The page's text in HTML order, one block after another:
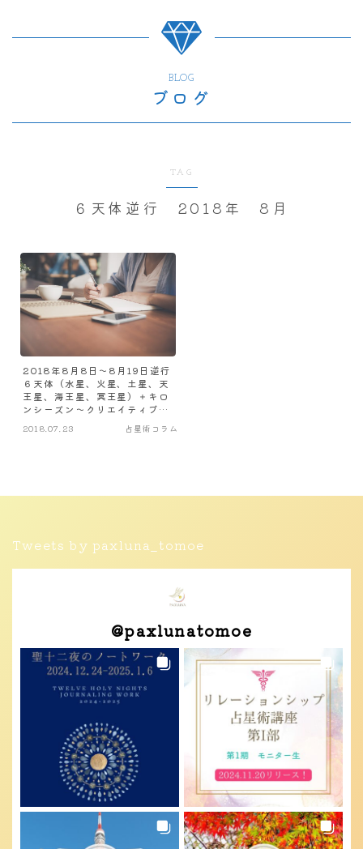
BLOG
ブログ
TAG
６天体逆行 2018年 8月
2018年8月8日～8月19日逆行
６天体（水星、火星、土星、天
王星、海王星、冥王星）＋キロ
ンシーズン～クリエイティブな
2018.07.23 占星術コラム
Tweets by paxluna_tomoe
@paxlunatomoe